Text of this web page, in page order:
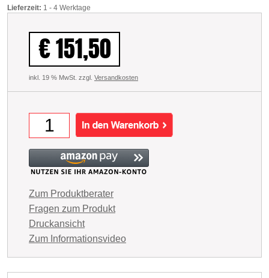
Lieferzeit: 1 - 4 Werktage
€ 151,50
inkl. 19 % MwSt. zzgl. Versandkosten
Zum Produktberater
Fragen zum Produkt
Druckansicht
Zum Informationsvideo